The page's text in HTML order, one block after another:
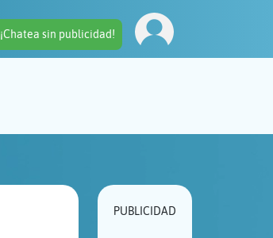
¡Chatea sin publicidad!
PUBLICIDAD